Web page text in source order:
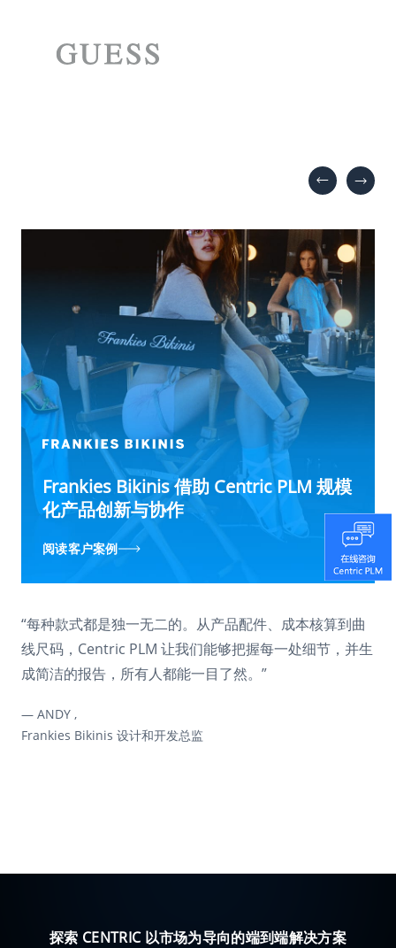
Centric PLM 为 Honeylove 提供更快的
技术包创建和无与伦比的准确性
阅读客户案例
Honeylove 设计和产品开发副总裁
Frankies Bikinis 借助 Centric PLM 规模
化产品创新与协作
阅读客户案例
“每种款式都是独一无二的。从产品配件、成本核算到曲
线尺码，Centric PLM 让我们能够把握每一处细节，并生
成简洁的报告，所有人都能一目了然。”
— ANDY ,
Frankies Bikinis 设计和开发总监
黛安芬希望通过 Centric Planning 提升
业务透明度
阅读客户案例
Centric PLM 为 Honeylove 提供更快的
技术包创建和无与伦比的准确性
阅读客户案例
Honeylove 设计和产品开发副总裁
Frankies Bikinis 借助 Centric PLM 规模
化产品创新与协作
阅读客户案例
— ANDY ,
Frankies Bikinis 设计和开发总监
探索 CENTRIC 以市场为导向的端到端解决方案